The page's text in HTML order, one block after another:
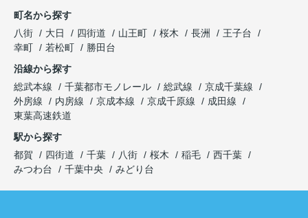
町名から探す
八街
大日 四街道 山王町 桜木 長洲
王子台
幸町
若松町
勝田台
沿線から探す
総武本線
千葉都市モノレール 総武線
京成千葉線
外房線
内房線 京成本線 京成千原線
成田線
東葉高速鉄道
駅から探す
都賀
四街道 千葉 八街 桜木 稲毛
西千葉
みつわ台
千葉中央 みどり台